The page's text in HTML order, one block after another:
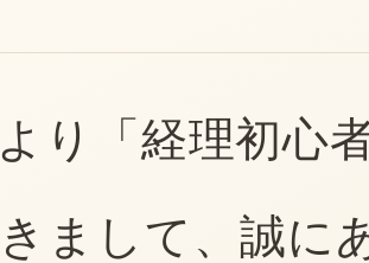
り「経理初心
まして、誠に